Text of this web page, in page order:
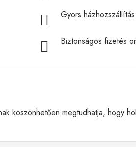
Gyors
Biztonságos fizetés
köszönhetően megtudhatja, hogy